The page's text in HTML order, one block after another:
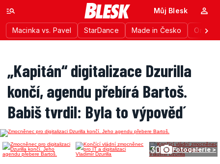
Macinka vs. Pavel StarDance Made in Česko
Můj Blesk
„Kapitán“ digitalizace Dzurilla
končí, agendu přebírá Bartoš.
Babiš tvrdil: Byla to výpověď
30 Fotogalerie >